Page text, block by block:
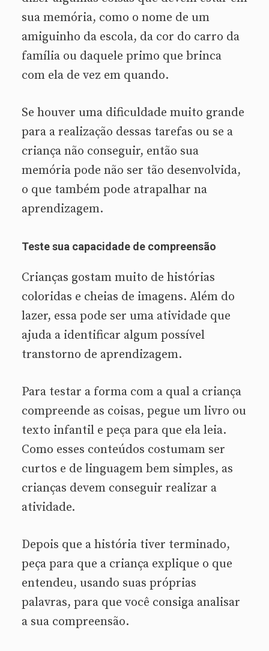
sua memória, como o nome de um
amiguinho da escola, da cor do carro da
família ou daquele primo que brinca
com ela de vez em quando.
Se houver uma dificuldade muito grande
para a realização dessas tarefas ou se a
criança não conseguir, então sua
memória pode não ser tão desenvolvida,
o que também pode atrapalhar na
aprendizagem.
Teste sua capacidade de compreensão
Crianças gostam muito de histórias
coloridas e cheias de imagens. Além do
lazer, essa pode ser uma atividade que
ajuda a identificar algum possível
transtorno de aprendizagem.
Para testar a forma com a qual a criança
compreende as coisas, pegue um livro ou
texto infantil e peça para que ela leia.
Como esses conteúdos costumam ser
curtos e de linguagem bem simples, as
crianças devem conseguir realizar a
atividade.
Depois que a história tiver terminado,
peça para que a criança explique o que
entendeu, usando suas próprias
palavras, para que você consiga analisar
a sua compreensão.